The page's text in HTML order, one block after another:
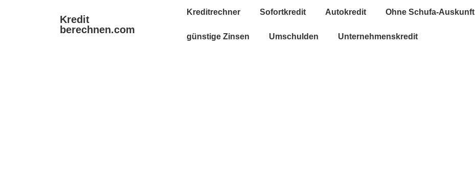
Kredit
berechnen.com
Main
Kreditrechner Sofortkredit Autokredit Ohne Schufa-Auskunft
günstige Zinsen Umschulden Unternehmenskredit